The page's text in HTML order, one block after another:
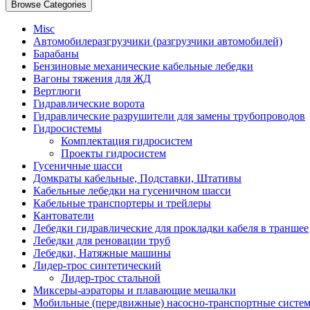
Browse Categories
Misc
Автомобилеразгрузчики (разгрузчики автомобилей)
Барабаны
Бензиновые механические кабельные лебедки
Вагоны тяжения для ЖД
Вертлюги
Гидравлические ворота
Гидравлические разрушители для замены трубопроводов
Гидросистемы
Комплектация гидросистем
Проекты гидросистем
Гусеничные шасси
Домкраты кабельные, Подставки, Штативы
Кабельные лебедки на гусеничном шасси
Кабельные транспортеры и трейлеры
Кантователи
Лебедки гидравлические для прокладки кабеля в траншее
Лебедки для реновации труб
Лебедки, Натяжные машины
Лидер-трос синтетический
Лидер-трос стальной
Миксеры-аэраторы и плавающие мешалки
Мобильные (передвижные) насосно-транспортные